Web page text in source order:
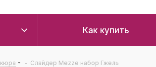
Как купить
- Слайдер Mezze набор Гжель